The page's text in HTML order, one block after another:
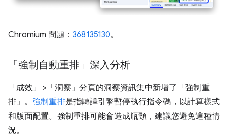
Chromium 問題： 368135130。
「強制自動重排」深入分析
「成效」 >「洞察」 分頁的洞察資訊集中新增了「強制重
排」 。 強制重排是指轉譯引擎暫停執行指令碼，以計算樣式
和版面配置。強制重排可能會造成瓶頸，建議您避免這種情
況。